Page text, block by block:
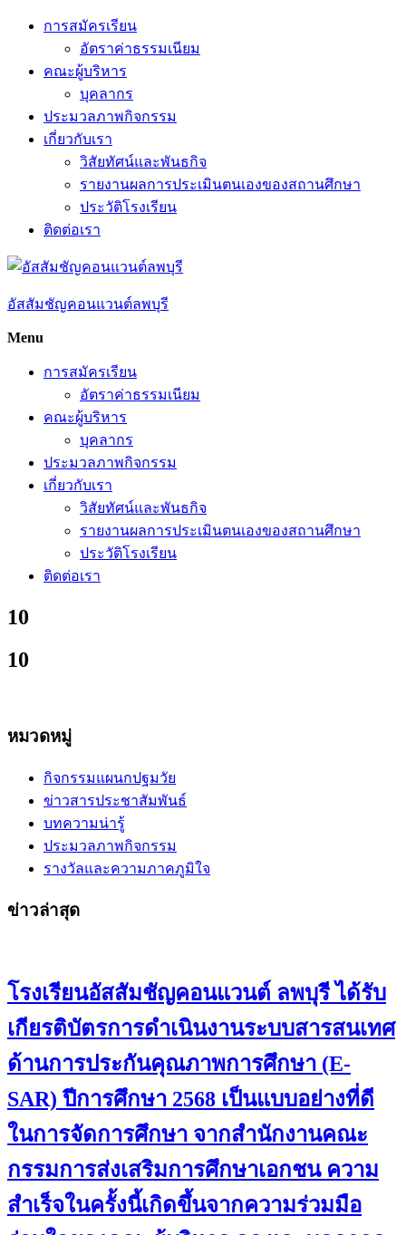
Skip
การสมัครเรียน
อัตราค่าธรรมเนียม
คณะผู้บริหาร
บุคลากร
ประมวลภาพกิจกรรม
เกี่ยวกับเรา
วิสัยทัศน์และพันธกิจ
รายงานผลการประเมินตนเองของสถานศึกษา
ประวัติโรงเรียน
ติดต่อเรา
อัสสัมชัญคอนแวนต์ลพบุรี
Menu
การสมัครเรียน
อัตราค่าธรรมเนียม
คณะผู้บริหาร
บุคลากร
ประมวลภาพกิจกรรม
เกี่ยวกับเรา
วิสัยทัศน์และพันธกิจ
รายงานผลการประเมินตนเองของสถานศึกษา
ประวัติโรงเรียน
ติดต่อเรา
10
10
หมวดหมู่
กิจกรรมแผนกปฐมวัย
ข่าวสารประชาสัมพันธ์
บทความน่ารู้
ประมวลภาพกิจกรรม
รางวัลและความภาคภูมิใจ
ข่าวล่าสุด
โรงเรียนอัสสัมชัญคอนแวนต์ ลพบุรี ได้รับ
เกียรติบัตรการดำเนินงานระบบสารสนเทศ
ด้านการประกันคุณภาพการศึกษา (E-
SAR) ปีการศึกษา 2568 เป็นแบบอย่างที่ดี
ในการจัดการศึกษา จากสำนักงานคณะ
กรรมการส่งเสริมการศึกษาเอกชน ความ
สำเร็จในครั้งนี้เกิดขึ้นจากความร่วมมือ